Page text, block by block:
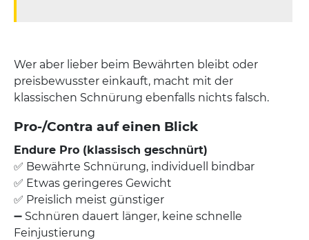
Wer aber lieber beim Bewährten bleibt oder
preisbewusster einkauft, macht mit der
klassischen Schnürung ebenfalls nichts falsch.
Pro-/Contra auf einen Blick
Endure Pro (klassisch geschnürt)
✅ Bewährte Schnürung, individuell bindbar
✅ Etwas geringeres Gewicht
✅ Preislich meist günstiger
➖ Schnüren dauert länger, keine schnelle
Feinjustierung